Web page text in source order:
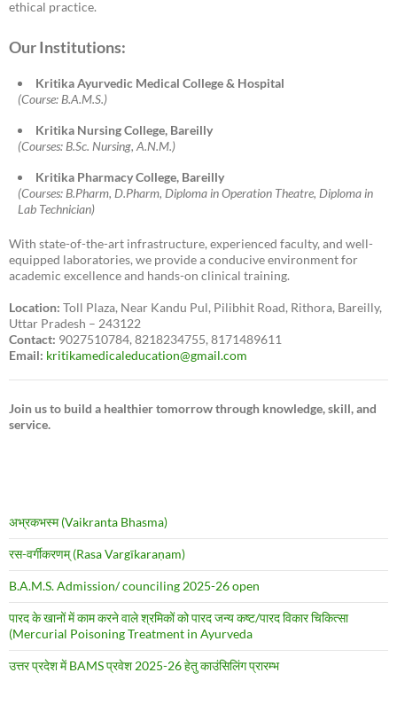
ethical practice.
Our Institutions:
Kritika Ayurvedic Medical College & Hospital
(Course: B.A.M.S.)
Kritika Nursing College, Bareilly
(Courses: B.Sc. Nursing, A.N.M.)
Kritika Pharmacy College, Bareilly
(Courses: B.Pharm, D.Pharm, Diploma in Operation Theatre, Diploma in
Lab Technician)
With state-of-the-art infrastructure, experienced faculty, and well-
equipped laboratories, we provide a conducive environment for
academic excellence and hands-on clinical training.
Location: Toll Plaza, Near Kandu Pul, Pilibhit Road, Rithora, Bareilly,
Uttar Pradesh – 243122
Contact: 9027510784, 8218234755, 8171489611
Email: kritikamedicaleducation@gmail.com
Join us to build a healthier tomorrow through knowledge, skill, and
service.
अभ्रकभस्म (Vaikranta Bhasma)
रस-वर्गीकरणम् (Rasa Vargīkaraṇam)
B.A.M.S. Admission/ counciling 2025-26 open
पारद के खानों में काम करने वाले श्रमिकों को पारद जन्य कष्ट/पारद विकार चिकित्सा
(Mercurial Poisoning Treatment in Ayurveda
उत्तर प्रदेश में BAMS प्रवेश 2025-26 हेतु काउंसिलिंग प्रारम्भ